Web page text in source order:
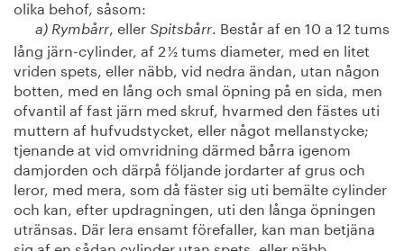
olika behof, såsom:
a) Rymbårr, eller Spitsbårr. Består af en 10 a 12 tums
lång järn-cylinder, af 2 ½ tums diameter, med en litet
vriden spets, eller näbb, vid nedra ändan, utan någon
botten, med en lång och smal öpning på en sida, men
ofvantil af fast järn med skruf, hvarmed den fästes uti
muttern af hufvudstycket, eller något mellanstycke;
tjenande at vid omvridning därmed bårra igenom
damjorden och därpå följande jordarter af grus och
leror, med mera, som då fäster sig uti bemälte cylinder
och kan, efter updragningen, uti den långa öpningen
utränsas. Där lera ensamt förefaller, kan man betjäna